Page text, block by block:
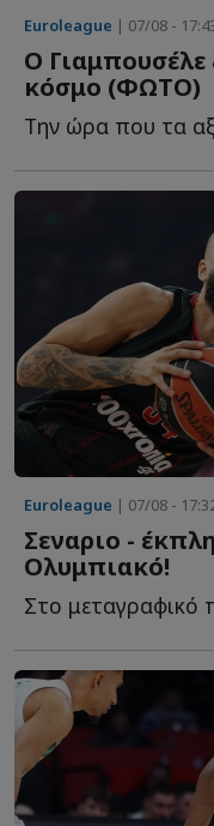
Euroleague | 07/08 -
Ο Γιαμπουσέλε
κόσμο (ΦΩΤΟ)
Euroleague | 07/08 -
Σεναριο -
Ολυμπιακό!